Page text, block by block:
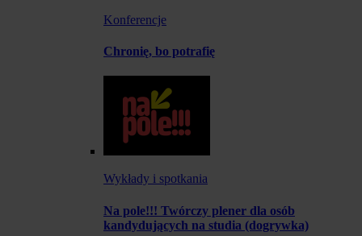
Konferencje
Chronię, bo potrafię
Wykłady i spotkania
Na pole!!! Twórczy plener dla osób
kandydujących na studia (dogrywka)